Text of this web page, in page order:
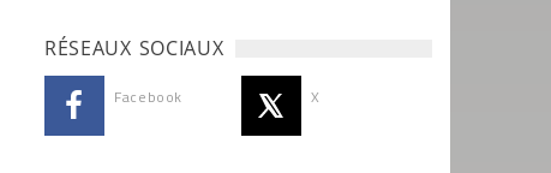
RÉSEAUX SOCIAUX
Facebook X